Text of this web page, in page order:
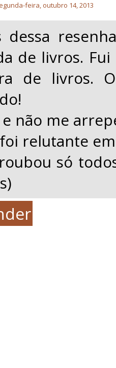
feira, outubro 14, 2013
dessa
de livros.
de livros.
não me
relutante
só